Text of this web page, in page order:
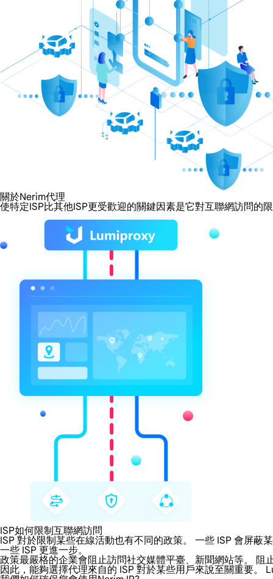
關於Nerim代理
使特定ISP比其他ISP更受歡迎的關鍵因素是它對互聯網訪問的
ISP如何限制互聯網訪問
ISP 對於限制某些在線活動也有不同的政策。 一些 ISP 會屏
一些 ISP 更進一步。
政策最嚴格的企業會阻止訪問社交媒體平臺、新聞網站等。
因此，能夠選擇代理來自的 ISP 對於某些用戶來說至關重要。